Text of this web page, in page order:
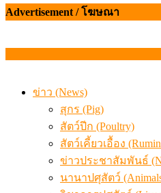
Advertisement / โฆษณา
ข่าว (News)
สุกร (Pig)
สัตว์ปีก (Poultry)
สัตว์เคี้ยวเอื้อง
ข่าวประชาสัมพันธ์
นานาปศุสัตว์